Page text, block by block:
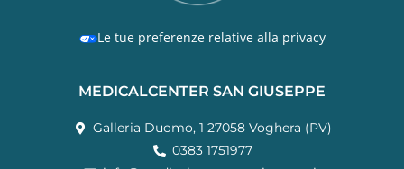
Le tue preferenze relative alla privacy
MEDICALCENTER SAN GIUSEPPE
Galleria Duomo, 1 27058 Voghera (PV)
0383 1751977